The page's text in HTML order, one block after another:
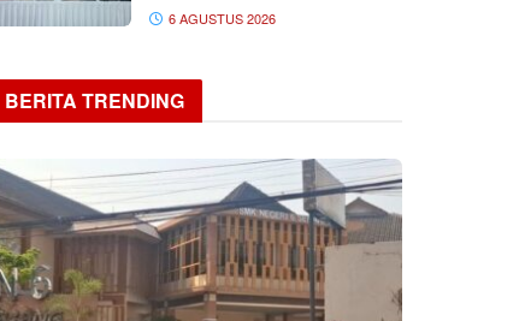
6 AGUSTUS 2026
BERITA TRENDING